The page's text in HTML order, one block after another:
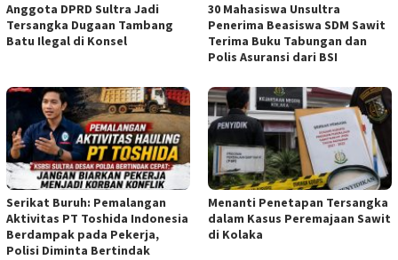
Anggota DPRD Sultra Jadi
Tersangka Dugaan Tambang
Batu Ilegal di Konsel
30 Mahasiswa Unsultra
Penerima Beasiswa SDM Sawit
Terima Buku Tabungan dan
Polis Asuransi dari BSI
Serikat Buruh: Pemalangan
Aktivitas PT Toshida Indonesia
Berdampak pada Pekerja,
Polisi Diminta Bertindak
Menanti Penetapan Tersangka
dalam Kasus Peremajaan Sawit
di Kolaka